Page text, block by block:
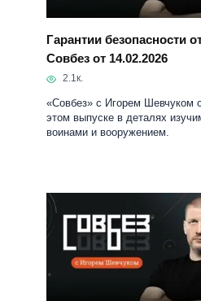
Гарантии безопасности
Совбез от 14.02.2026
2.1к.
«Совбез» с Игорем Шевчуком
этом выпуске в деталях
воинами и вооружением.